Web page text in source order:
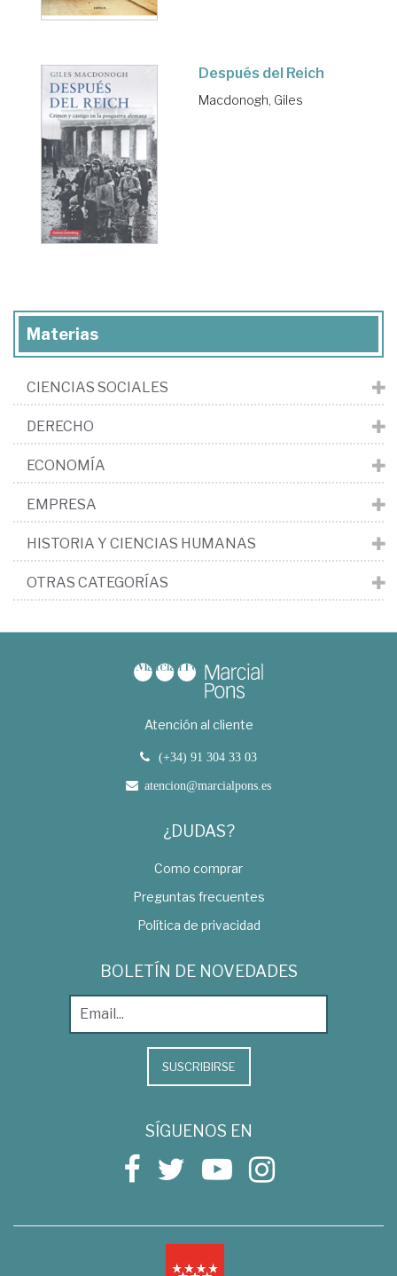
Después del Reich
Macdonogh, Giles
Materias
CIENCIAS SOCIALES
DERECHO
ECONOMÍA
EMPRESA
HISTORIA Y CIENCIAS HUMANAS
OTRAS CATEGORÍAS
Atención al cliente
(+34) 91 304 33 03
atencion@marcialpons.es
¿DUDAS?
Como comprar
Preguntas frecuentes
Política de privacidad
BOLETÍN DE NOVEDADES
SUSCRIBIRSE
SÍGUENOS EN